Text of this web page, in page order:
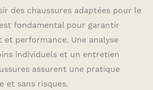
des chaussures adaptées pour le
fondamental pour garantir
performance. Une analyse
individuels et un entretien
assurent une pratique
et sans risques.